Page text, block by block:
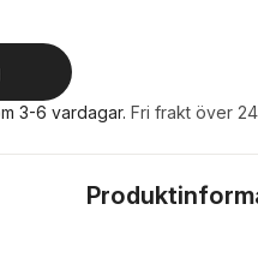
3-6 vardagar. Fri frakt över